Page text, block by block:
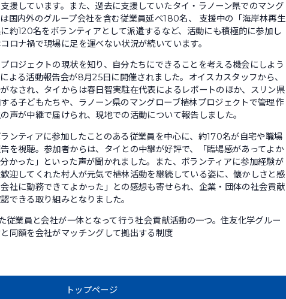
援しています。また、過去に支援していたタイ・ラノーン県でのマング
国内外のグループ会社を含む従業員延べ180名、 支援中の「海岸林再生
約120名をボランティアとして派遣するなど、活動にも積極的に参加し
ロナ禍で現場に足を運べない状況が続いています。
ロジェクトの現状を知り、自分たちにできることを考える機会にしよう
よる活動報告会が8月25日に開催されました。オイスカスタッフから、
なされ、タイからは春日智実駐在代表によるレポートのほか、スリン県
る子どもたちや、ラノーン県のマングローブ植林プロジェクトで管理作
声が中継で届けられ、現地での活動について報告しました。
ンティアに参加したことのある従業員を中心に、約170名が自宅や職場
を視聴。参加者からは、タイとの中継が好評で、「臨場感があってよか
かった」といった声が聞かれました。また、ボランティアに参加経験が
迎してくれた村人が元気で植林活動を継続している姿に、懐かしさと感
社に勤務できてよかった」との感想も寄せられ、企業・団体の社会貢献
できる取り組みとなりました。
業員と会社が一体となって行う社会貢献活動の一つ。住友化学グルー
同額を会社がマッチングして拠出する制度
トップページ